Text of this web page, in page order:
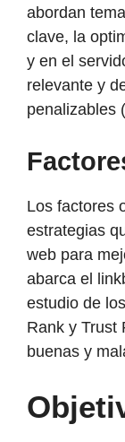
abordan
clave, la
y en el
relevante y
penalizables
Los factores
estrategias
web para
abarca el
estudio de
Rank y Trust
buenas y